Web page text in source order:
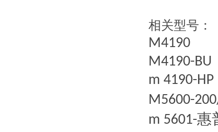
相关型号：
M4190
M4190-BU
m 4190-HP
M5600-
m 5601-惠